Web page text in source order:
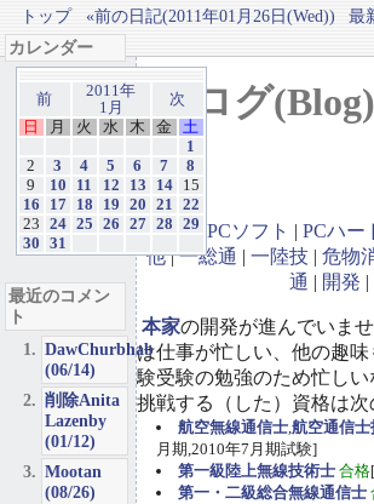
トップ «前の日記(2011年01月26日(Wed)) 最
ブログ
GBA| PCソフト | PCハー
他|一総通 | 一陸技 | 危物
通 | 開発 |
本家の開発が進んでいま
は仕事が忙しい、他の趣
験受験の勉強のため忙しい
挑戦する（した）資格は次
航空無線通信士,航空通信士
月期,2010年7月期試験]
第一級陸上無線技術士 合格
第一・二級総合無線通信士
カレンダー
前
2011年
1月
次
日
月 火 水 木 金
土
1
2
3 4 5 6 7
8
9
10 11 12 13 14
15
16
17 18 19 20 21
22
23
24 25 26 27 28
29
30
31
最近のコメン
ト
DawChurbhab
(06/14)
削除Anita
Lazenby
(01/12)
Mootan
(08/26)